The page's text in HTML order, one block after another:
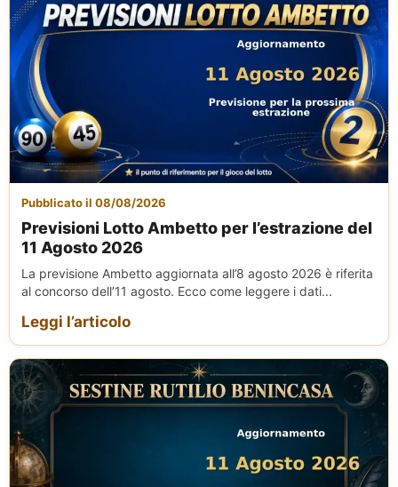
Pubblicato il 08/08/2026
Previsioni Lotto Ambetto per l’estrazione del
11 Agosto 2026
La previsione Ambetto aggiornata all’8 agosto 2026 è riferita
al concorso dell’11 agosto. Ecco come leggere i dati...
Leggi l’articolo